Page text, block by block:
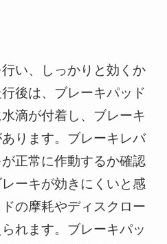
い、しっかりと効くか
後は、ブレーキパッド
滴が付着し、ブレーキ
ります。ブレーキレバ
正常に作動するか確認
ーキが効きにくいと感
の摩耗やディスクロー
れます。ブレーキパッ